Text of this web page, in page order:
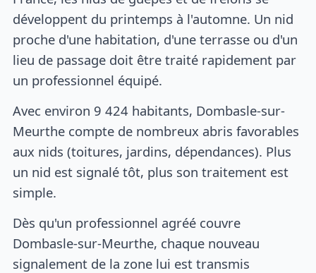
développent du printemps à l'automne. Un nid
proche d'une habitation, d'une terrasse ou d'un
lieu de passage doit être traité rapidement par
un professionnel équipé.
Avec environ 9 424 habitants, Dombasle-sur-
Meurthe compte de nombreux abris favorables
aux nids (toitures, jardins, dépendances). Plus
un nid est signalé tôt, plus son traitement est
simple.
Dès qu'un professionnel agréé couvre
Dombasle-sur-Meurthe, chaque nouveau
signalement de la zone lui est transmis